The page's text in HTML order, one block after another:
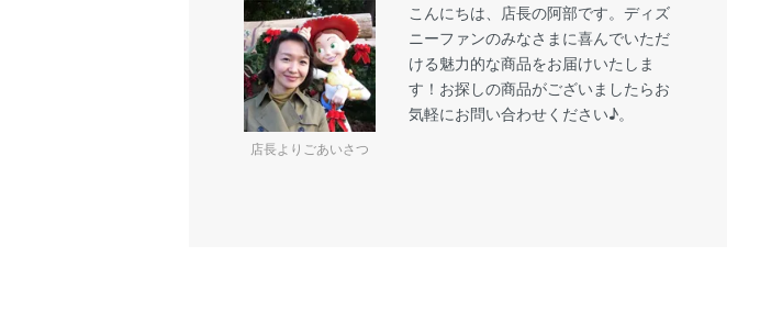
店長よりごあいさつ
こんにちは、店長の阿部です。ディズ
ニーファンのみなさまに喜んでいただ
ける魅力的な商品をお届けいたしま
す！お探しの商品がございましたらお
気軽にお問い合わせください♪。